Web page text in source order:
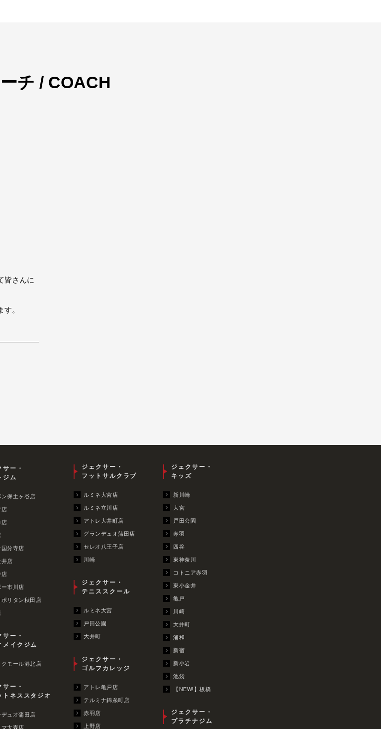
チ / COACH
皆さんに
。
サー・
ジム
ン保土ヶ谷店
店
店
国分寺店
井店
店
ー市川店
ポリタン秋田店
サー・
メイクジム
クモール港北店
サー・
トネススタジオ
デュオ蒲田店
マ大森店
ジェクサー・
フットサルクラブ
ルミネ大宮店
ルミネ立川店
アトレ大井町店
グランデュオ蒲田店
セレオ八王子店
川崎
ジェクサー・
テニススクール
ルミネ大宮
戸田公園
大井町
ジェクサー・
ゴルフカレッジ
アトレ亀戸店
テルミナ錦糸町店
赤羽店
上野店
ジェクサー・
キッズ
新川崎
大宮
戸田公園
赤羽
四谷
東神奈川
コトニア赤羽
東小金井
亀戸
川崎
大井町
浦和
新宿
新小岩
池袋
【NEW!】板橋
ジェクサー・
プラチナジム